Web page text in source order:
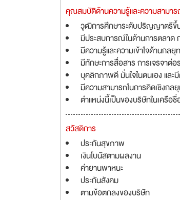
คุณสมบัติด้านความรู้และความสามา
วุฒิการศึกษาระดับปริญญาตรีขึ้น
มีประสบการณ์ในด้านการตลาด
มีความรู้และความเข้าใจด้านก
มีทักษะการสื่อสาร การเจรจาต่
บุคลิกภาพดี มั่นใจในตนเอง และ
มีความสามารถในการคิดเชิงกล
ตำแหน่งนี้เป็นของบริษัทในเครือ
สวัสดิการ
ประกันสุขภาพ
เงินโบนัสตามผลงาน
ค่ายานพาหนะ
ประกันสังคม
ตามข้อตกลงของบริษัท